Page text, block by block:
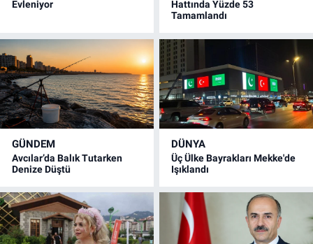
Evleniyor
Hattında Yüzde 53
Tamamlandı
GÜNDEM
Avcılar’da Balık Tutarken
Denize Düştü
DÜNYA
Üç Ülke Bayrakları Mekke'de
Işıklandı